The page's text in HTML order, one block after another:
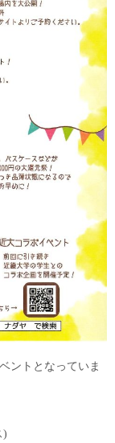
ントとなっていま
)